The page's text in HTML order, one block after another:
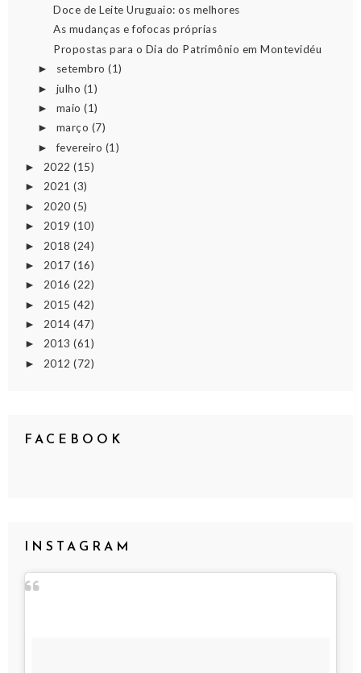
Doce de Leite Uruguaio: os melhores
As mudanças e fofocas próprias
Propostas para o Dia do Patrimônio em Montevidéu
► setembro(1)
► julho (1)
► maio(1)
► março (7)
►fevereiro (1)
► 2022 (15)
► 2021 (3)
► 2020 (5)
► 2019 (10)
► 2018 (24)
► 2017 (16)
► 2016 (22)
► 2015 (42)
► 2014 (47)
► 2013 (61)
► 2012 (72)
FACEBOOK
INSTAGRAM